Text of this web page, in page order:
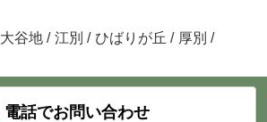
大谷地 / 江別 / ひばりが丘 / 厚別 /
電話でお問い合わせ